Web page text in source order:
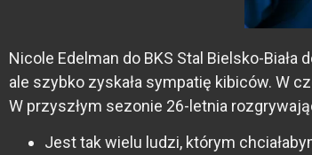
Nicole Edelman do BKS Stal Bielsko-
ale szybko zyskała sympatię kibiców. W
W przyszłym sezonie 26-letnia
Jest tak wielu ludzi, którym